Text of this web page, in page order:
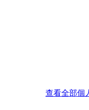
查看全部個